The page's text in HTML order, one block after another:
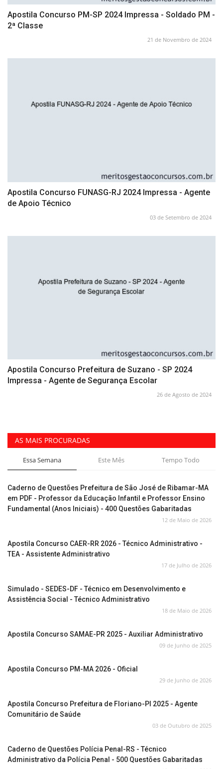
Apostila Concurso PM-SP 2024 Impressa - Soldado PM -
2ª Classe
21 de Novembro de 2024
Apostila Concurso FUNASG-RJ 2024 Impressa - Agente
de Apoio Técnico
03 de Setembro de 2024
Apostila Concurso Prefeitura de Suzano - SP 2024
Impressa - Agente de Segurança Escolar
26 de Agosto de 2024
AS MAIS PROCURADAS
Essa Semana Este Mês Tempo Todo
Caderno de Questões Prefeitura de São José de Ribamar-MA
em PDF - Professor da Educação Infantil e Professor Ensino
Fundamental (Anos Iniciais) - 400 Questões Gabaritadas
12 de Maio de 2026
Apostila Concurso CAER-RR 2026 - Técnico Administrativo -
TEA - Assistente Administrativo
17 de Julho de 2026
Simulado - SEDES-DF - Técnico em Desenvolvimento e
Assistência Social - Técnico Administrativo
18 de Maio de 2026
Apostila Concurso SAMAE-PR 2025 - Auxiliar Administrativo
09 de Junho de 2025
Apostila Concurso PM-MA 2026 - Oficial
29 de Junho de 2026
Apostila Concurso Prefeitura de Floriano-PI 2025 - Agente
Comunitário de Saúde
03 de Outubro de 2025
Caderno de Questões Polícia Penal-RS - Técnico
Administrativo da Polícia Penal - 500 Questões Gabaritadas